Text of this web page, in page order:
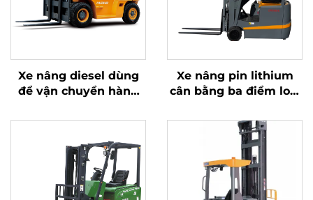
Xe nâng diesel dùng
để vận chuyển hàng
thao tác đơn giản và
cao 7 m
Xe nâng pin lithium
cân bằng ba điểm loại
Trung Quốc, giá cả
hợp lý